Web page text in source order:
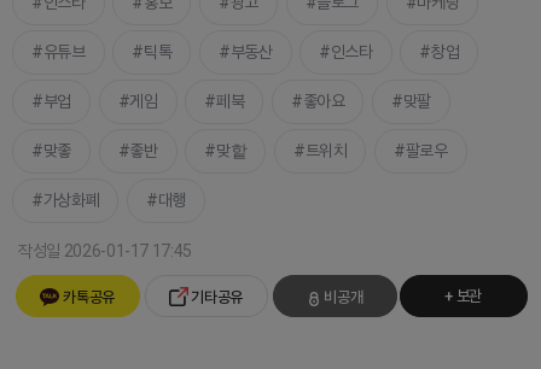
유튜브 틱톡 부동산 인스타 창업
부업 게임 페북 좋아요 맞팔
맞좋 좋반 맞핱 트위치 팔로우
가상화폐 대행
작성일 2026-01-17 17:45
카톡공유 기타공유 비공개 + 보관